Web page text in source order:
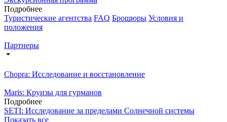
Подробнее
Туристические агентства FAQ Брошюры Условия и
положения
Партнеры
Chopra: Исследование и восстановление
Maris: Круизы для гурманов
Подробнее
SETI: Исследование за пределами Солнечной системы
Показать все